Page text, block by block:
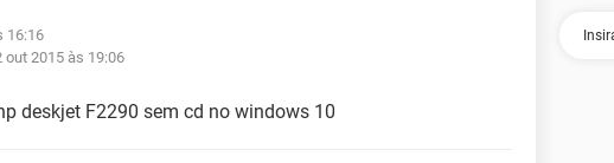
16:16
out 2015 às 19:06
deskjet F2290 sem cd no windows 10